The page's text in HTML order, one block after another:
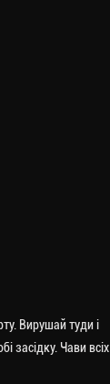
Вирушай туди і
засідку. Чави всіх